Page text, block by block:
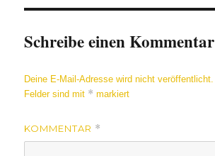
Schreibe einen Kommentar
Deine E-Mail-Adresse wird nicht veröffentlicht.
Felder sind mit * markiert
KOMMENTAR *